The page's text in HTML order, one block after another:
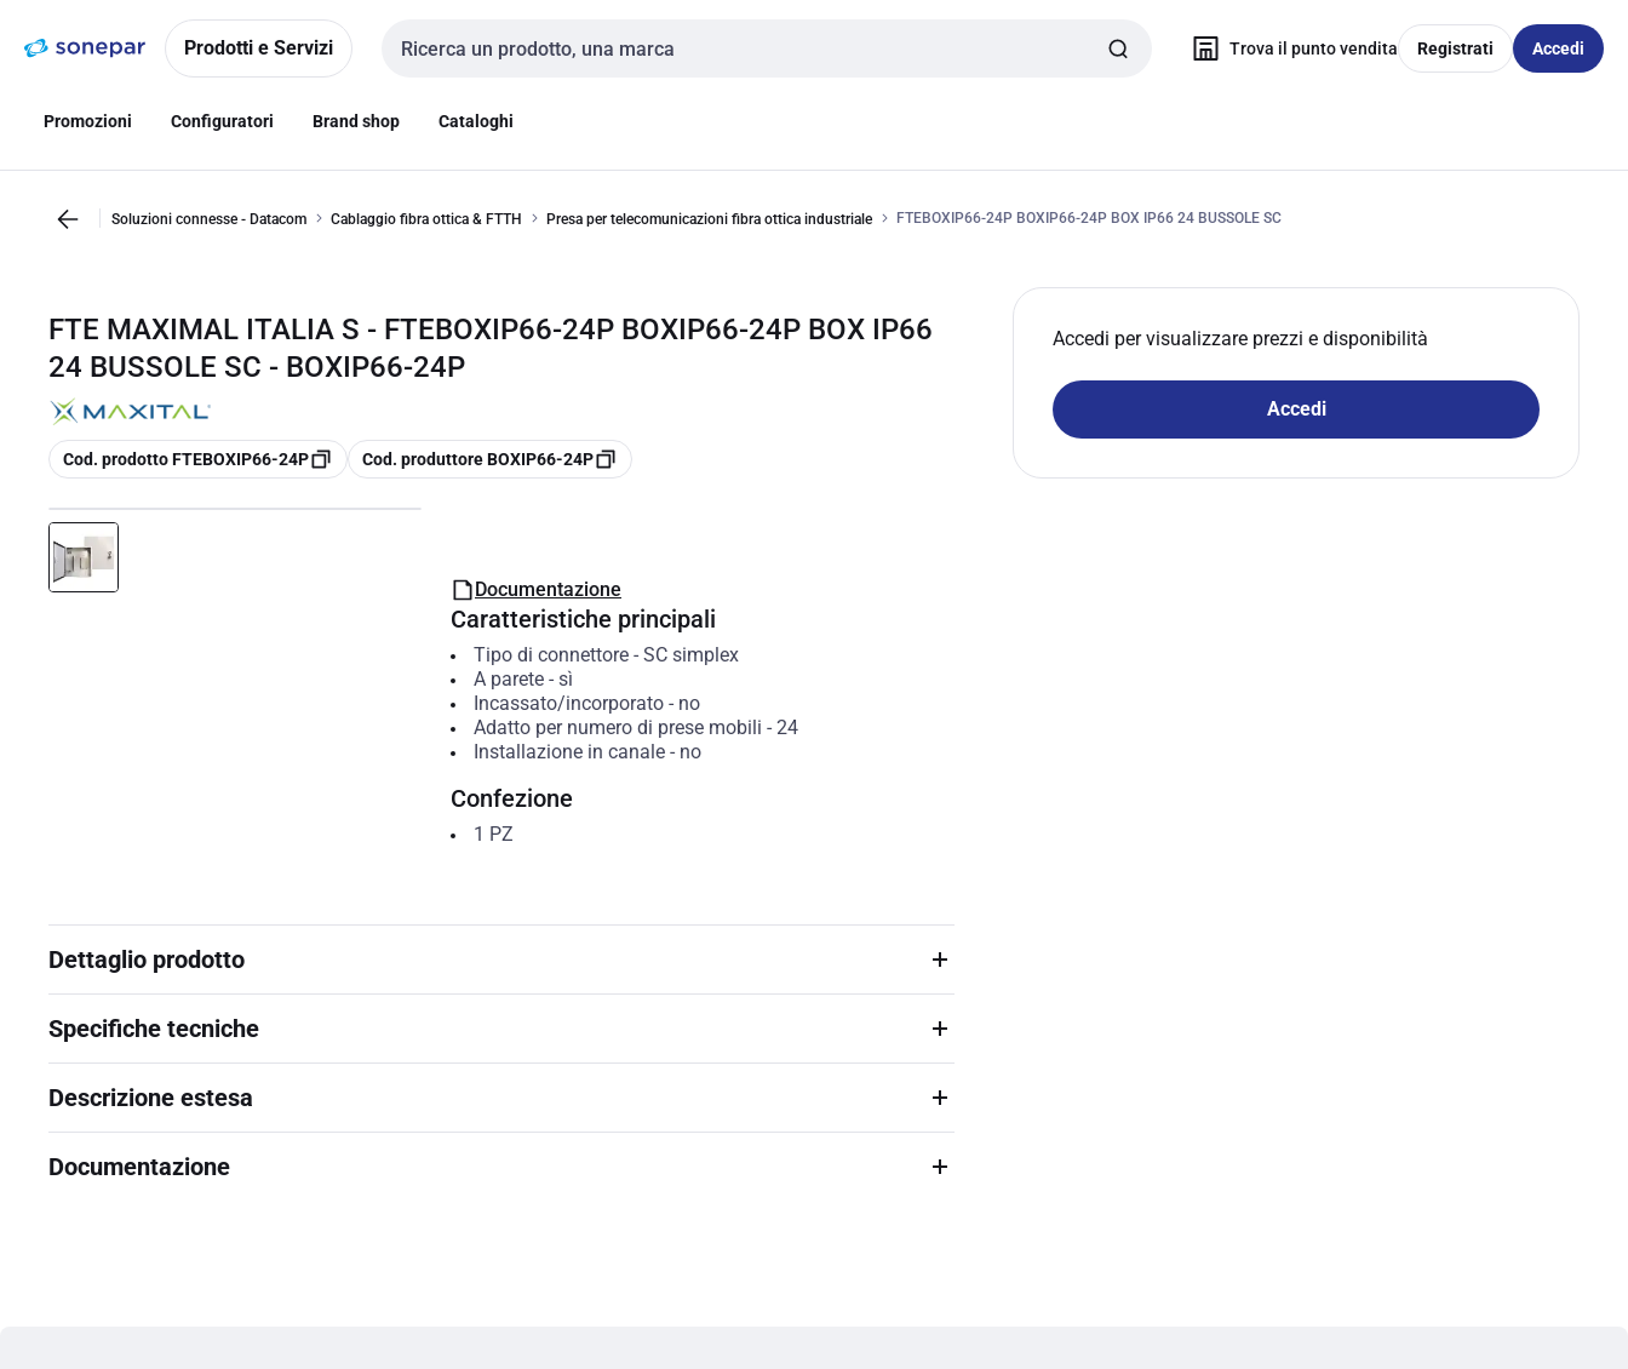
navigazionealla
Prodotti e Servizi
Cerca input
Trova il punto vendita Registrati Accedi
Promozioni Configuratori Brand shop Cataloghi
Soluzioni connesse - Datacom Cablaggio fibra ottica & FTTH Presa per telecomunicazioni fibra ottica industriale FTEBOXIP66-24P BOXIP66-24P BOX IP66 24 BUSSOLE SC
FTE MAXIMAL ITALIA S - FTEBOXIP66-24P BOXIP66-24P BOX IP66
24 BUSSOLE SC - BOXIP66-24P
copia
Cod. prodotto FTEBOXIP66-24P copia
Cod. produttore BOXIP66-24P
Accedi per visualizzare prezzi e disponibilità
Accedi
Documentazione
Caratteristiche principali
Tipo di connettore- SC simplex
A parete- sì
Incassato/incorporato- no
Adatto per numero di prese mobili - 24
Installazione in canale- no
Confezione
1 PZ
Dettaglio prodotto
Specifiche tecniche
Descrizione estesa
Documentazione